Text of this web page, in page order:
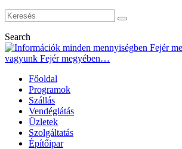
Search
Főoldal
Programok
Szállás
Vendéglátás
Üzletek
Szolgáltatás
Építőipar